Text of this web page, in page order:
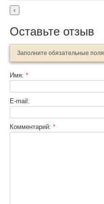
‹
Оставьте отзыв
Заполните обязательные поля
Имя: *
E-mail:
Комментарий: *